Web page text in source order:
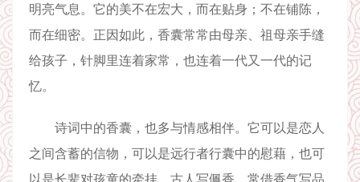
明亮气息。它的美不在宏大，而在贴身；不在铺陈，
而在细密。正因如此，香囊常常由母亲、祖母亲手缝
给孩子，针脚里连着家常，也连着一代又一代的记
忆。
诗词中的香囊，也多与情感相伴。它可以是恋人
之间含蓄的信物，可以是远行者行囊中的慰藉，也可